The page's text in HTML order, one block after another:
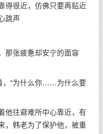
得很近，仿佛只要再贴近
跳声
张疲惫却安宁的面容
“为什么你……为什么要
往避难所中心靠近，有
，韩老为了保护他，被重